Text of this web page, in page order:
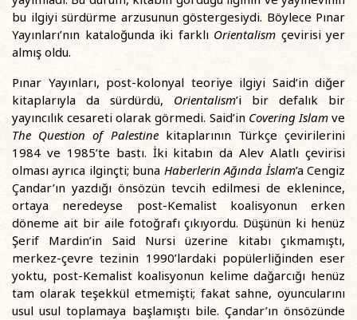
bu ilgiyi sürdürme arzusunun göstergesiydi. Böylece Pınar
Yayınları’nın kataloğunda iki farklı Orientalism çevirisi yer
almış oldu.
Pınar Yayınları, post-kolonyal teoriye ilgiyi Said’in diğer
kitaplarıyla da sürdürdü, Orientalism’i bir defalık bir
yayıncılık cesareti olarak görmedi. Said’in Covering Islamve
The Question of Palestinekitaplarının Türkçe çevirilerini
1984 ve 1985’te bastı. İki kitabın da Alev Alatlı çevirisi
olması ayrıca ilginçti; buna Haberlerin Ağında İslam’a Cengiz
Çandar’ın yazdığı önsözün tevcih edilmesi de eklenince,
ortaya neredeyse post-Kemalist koalisyonun erken
döneme ait bir aile fotoğrafı çıkıyordu. Düşünün ki henüz
Şerif Mardin’in Said Nursi üzerine kitabı çıkmamıştı,
merkez-çevre tezinin 1990’lardaki popülerliğinden eser
yoktu, post-Kemalist koalisyonun kelime dağarcığı henüz
tam olarak teşekkül etmemişti; fakat sahne, oyuncularını
usul usul toplamaya başlamıştı bile. Çandar’ın önsözünde